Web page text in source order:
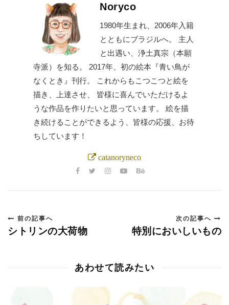
Noryco
1980年生まれ、2006年入籍
とともにブラジルへ。 主人
と出遇い、浄土真宗（本願
寺派）を知る。 2017年、初の絵本『青い鳥が
なくとき』刊行。 これからもこつこつと絵を
描き、上達させ、 皆様に喜んでいただけるよ
うな作品を作りたいと思っています。 絵を描
き続けることができるよう、皆様の応援、お待
ちしています！
catanoryneco
前の記事へ
シトリンの大荷物
次の記事へ
特別においしいもの
あわせて読みたい